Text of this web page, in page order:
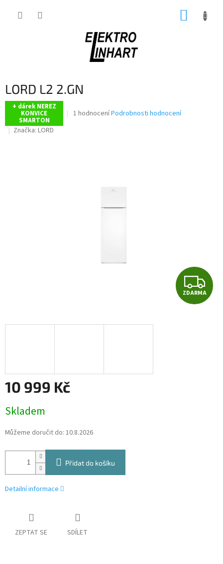
LORD L2 2.GN
+ dárek NEREZ
KONVICE
SMARTON
Průměrné
1 hodnoceníPodrobnosti hodnocení
Značka: LORD
Z
D
ZDARMA
10 999 Kč
cena:
Skladem
Můžeme doručit do: 10.8.2026
Přidat do košíku
Detailní informace
ZEPTAT SE SDÍLET